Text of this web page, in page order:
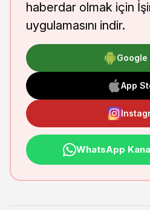
haberdar olmak için
uygulamasını indir.
Google
App
WhatsApp